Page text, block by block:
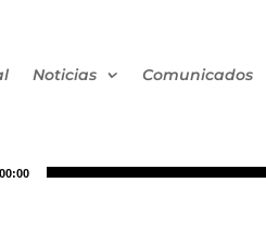
Noticias Comunicados
00:00